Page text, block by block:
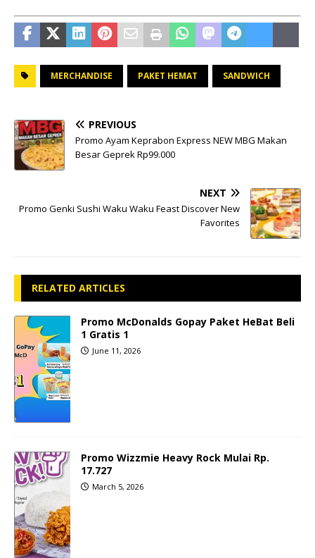
MERCHANDISE PAKET HEMAT SANDWICH
PREVIOUS
Promo Ayam Keprabon Express NEW MBG Makan
Besar Geprek Rp99.000
NEXT
Promo Genki Sushi Waku Waku Feast Discover New
Favorites
RELATED ARTICLES
Promo McDonalds Gopay Paket HeBat Beli
1 Gratis 1
June 11, 2026
Promo Wizzmie Heavy Rock Mulai Rp.
17.727
March 5, 2026